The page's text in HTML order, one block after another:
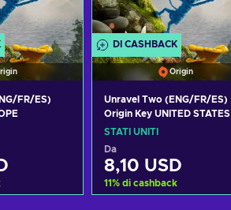
FR/ES)
DI CASHBACK
Origin
Unravel Two (ENG/FR/ES)
Origin Key UNITED STATES
STATI UNITI
Da
8,10 USD
11% di cashback